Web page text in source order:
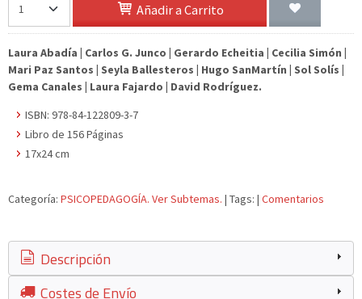
Añadir a Carrito
Laura Abadía | Carlos G. Junco | Gerardo Echeitia | Cecilia Simón |
Mari Paz Santos | Seyla Ballesteros | Hugo SanMartín | Sol Solís |
Gema Canales | Laura Fajardo | David Rodríguez.
ISBN: 978-84-122809-3-7
Libro de 156 Páginas
17x24 cm
Categoría: PSICOPEDAGOGÍA. Ver Subtemas. | Tags: | Comentarios
Descripción
Costes de Envío